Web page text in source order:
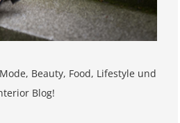
Beauty, Food, Lifestyle und
Blog!